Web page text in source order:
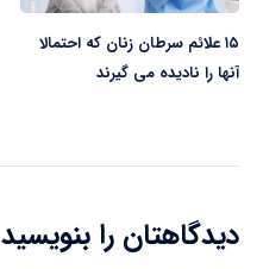
۱۵ علائم سرطان زنان که احتمالا
آنها را نادیده می گیرند
دیدگاهتان را بنویسید